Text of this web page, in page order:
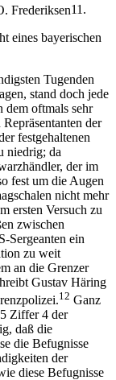
Frederiksen11.
eines bayerischen
Tugenden
stand doch jede
oftmals sehr
der
festgehaltenen
niedrig; da
der im
fest um die Augen
nicht mehr
ersten Versuch zu
zwischen
Sergeanten ein
zu weit
an die Grenzer
Gustav Häring
12 Ganz
Ziffer 4 der
daß die
die Befugnisse
der
diese Befugnisse